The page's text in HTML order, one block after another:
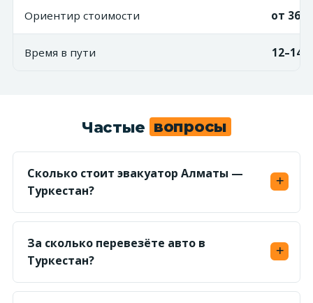
Ориентир стоимости от 360
Время в пути 12–14
Частые вопросы
Сколько стоит эвакуатор Алматы —
Туркестан?
Маршрут ~800 км, тариф от 450 ₸/км —
ориентир от 360 000 ₸ за маршрут. Точную
фиксированную сумму по направлению
За сколько перевезёте авто в
Туркестан?
Эвакуатор в пути 12–14 часов без учёта